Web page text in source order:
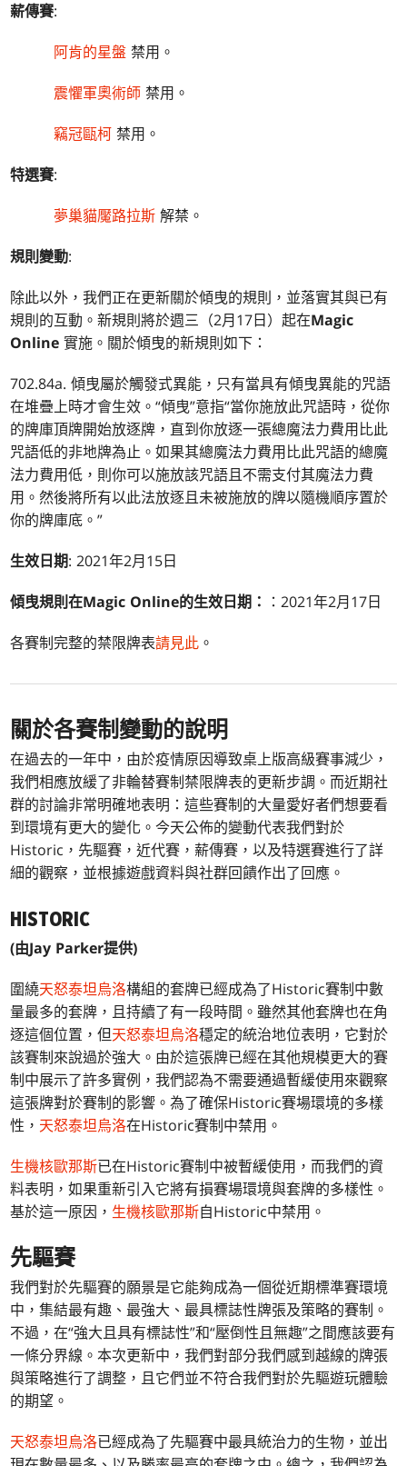
薪傳賽:
阿肯的星盤 禁用。
震懼軍奧術師 禁用。
竊冠甌柯 禁用。
特選賽:
夢巢貓魘路拉斯 解禁。
規則變動:
除此以外，我們正在更新關於傾曳的規則，並落實其與已有
規則的互動。新規則將於週三（2月17日）起在Magic
Online實施。關於傾曳的新規則如下：
702.84a. 傾曳屬於觸發式異能，只有當具有傾曳異能的咒語
在堆疊上時才會生效。“傾曳”意指“當你施放此咒語時，從你
的牌庫頂牌開始放逐牌，直到你放逐一張總魔法力費用比此
咒語低的非地牌為止。如果其總魔法力費用比此咒語的總魔
法力費用低，則你可以施放該咒語且不需支付其魔法力費
用。然後將所有以此法放逐且未被施放的牌以隨機順序置於
你的牌庫底。”
生效日期: 2021年2月15日
傾曳規則在Magic Online的生效日期： ：2021年2月17日
各賽制完整的禁限牌表請見此 。
關於各賽制變動的說明
在過去的一年中，由於疫情原因導致桌上版高級賽事減少，
我們相應放緩了非輪替賽制禁限牌表的更新步調。而近期社
群的討論非常明確地表明：這些賽制的大量愛好者們想要看
到環境有更大的變化。今天公佈的變動代表我們對於
Historic，先驅賽，近代賽，薪傳賽，以及特選賽進行了詳
細的觀察，並根據遊戲資料與社群回饋作出了回應。
HISTORIC
(由Jay Parker提供)
圍繞天怒泰坦烏洛構組的套牌已經成為了Historic賽制中數
量最多的套牌，且持續了有一段時間。雖然其他套牌也在角
逐這個位置，但天怒泰坦烏洛穩定的統治地位表明，它對於
該賽制來說過於強大。由於這張牌已經在其他規模更大的賽
制中展示了許多實例，我們認為不需要通過暫緩使用來觀察
這張牌對於賽制的影響。為了確保Historic賽場環境的多樣
性， 天怒泰坦烏洛在Historic賽制中禁用。
生機核歐那斯已在Historic賽制中被暫緩使用，而我們的資
料表明，如果重新引入它將有損賽場環境與套牌的多樣性。
基於這一原因， 生機核歐那斯自Historic中禁用。
先驅賽
我們對於先驅賽的願景是它能夠成為一個從近期標準賽環境
中，集結最有趣、最強大、最具標誌性牌張及策略的賽制。
不過，在“強大且具有標誌性”和“壓倒性且無趣”之間應該要有
一條分界線。本次更新中，我們對部分我們感到越線的牌張
與策略進行了調整，且它們並不符合我們對於先驅遊玩體驗
的期望。
天怒泰坦烏洛已經成為了先驅賽中最具統治力的生物，並出